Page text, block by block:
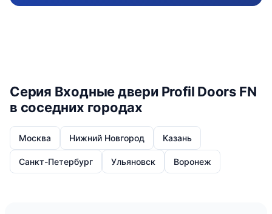
Серия Входные двери Profil Doors FN
в соседних городах
Москва Нижний Новгород Казань
Санкт-Петербург Ульяновск Воронеж